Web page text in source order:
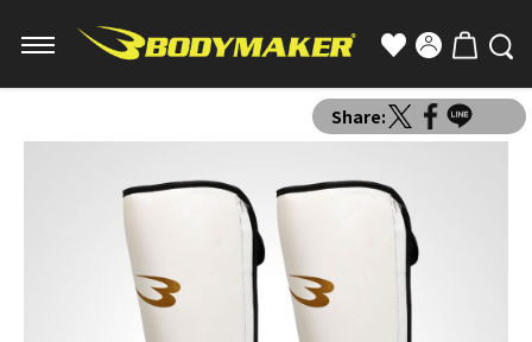
Share: